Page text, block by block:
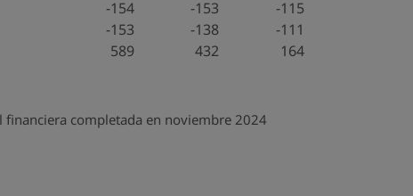
-154 -153
-115
-153 -138
-111
589 432 164
completada en noviembre 2024